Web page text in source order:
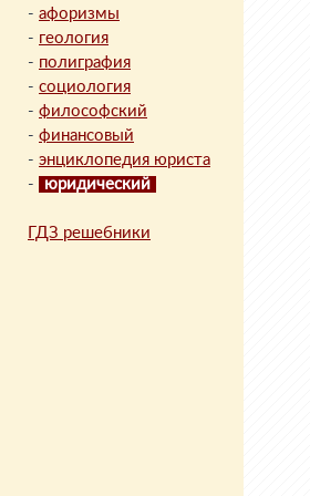
- афоризмы
- геология
- полиграфия
- социология
- философский
- финансовый
- энциклопедия юриста
-
юридический
ГДЗ решебники